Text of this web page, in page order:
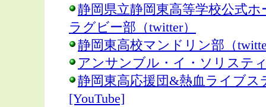
静岡県立静岡東高等学校公式
ラグビー部（twitter）
静岡東高校マンドリン部（
アンサンブル・イ・ソリステ
静岡東高応援団&熱血ライブス
[YouTube]